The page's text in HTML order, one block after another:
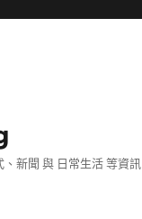
新聞 與 日常生活 等資訊